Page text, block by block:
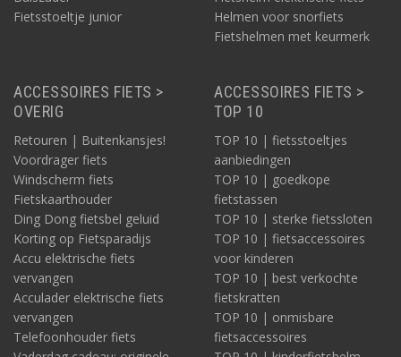
Fietsstoeltje junior
Helmen voor snorfiets
Fietshelmen met keurmerk
ACCESSOIRES FIETS >
OVERIG
Retouren | Buitenkansjes!
Voordrager fiets
Windscherm fiets
Fietskaarthouder
Ding Dong fietsbel geluid
Korting op Fietsparadijs
Accu elektrische fiets
vervangen
Acculader elektrische fiets
vervangen
Telefoonhouder fiets
ACCESSOIRES FIETS >
TOP 10
TOP 10 | fietsstoeltjes
aanbiedingen
TOP 10 | goedkope
fietstassen
TOP 10 | sterke fietssloten
TOP 10 | fietsaccessoires
voor kinderen
TOP 10 | best verkochte
fietskratten
TOP 10 | onmisbare
fietsaccessoires